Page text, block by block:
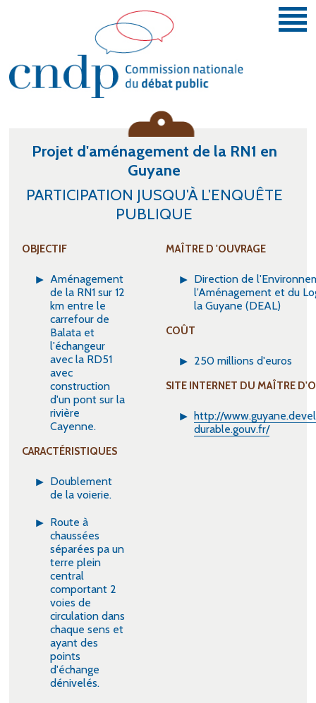
Aller au contenu principal
Projet d'aménagement de la RN1 en
Guyane
PARTICIPATION JUSQU'À L'ENQUÊTE
PUBLIQUE
OBJECTIF
Aménagement
de la RN1 sur 12
km entre le
carrefour de
Balata et
l'échangeur
avec la RD51
avec
construction
d'un pont sur la
rivière
Cayenne.
CARACTÉRISTIQUES
Doublement
de la voierie.
Route à
chaussées
séparées pa un
terre plein
central
comportant 2
voies de
circulation dans
chaque sens et
ayant des
points
d'échange
dénivelés.
MAÎTRE D 'OUVRAGE
Direction de
l'Aménagement et du
la Guyane (DEAL)
COÛT
250 millions d'euros
SITE INTERNET DU MAÎTRE
http://
durable.gouv.fr/